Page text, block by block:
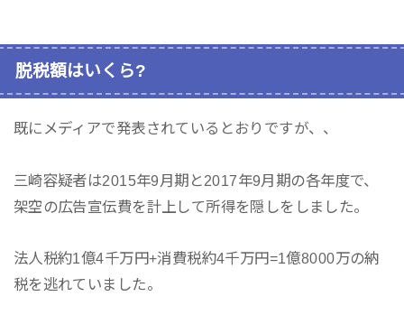
脱税額はいくら?
既にメディアで発表されているとおりですが、、
三崎容疑者は2015年9月期と2017年9月期の各年度で、
架空の広告宣伝費を計上して所得を隠しをしました。
法人税約1億4千万円+消費税約4千万円=1億8000万の納
税を逃れていました。